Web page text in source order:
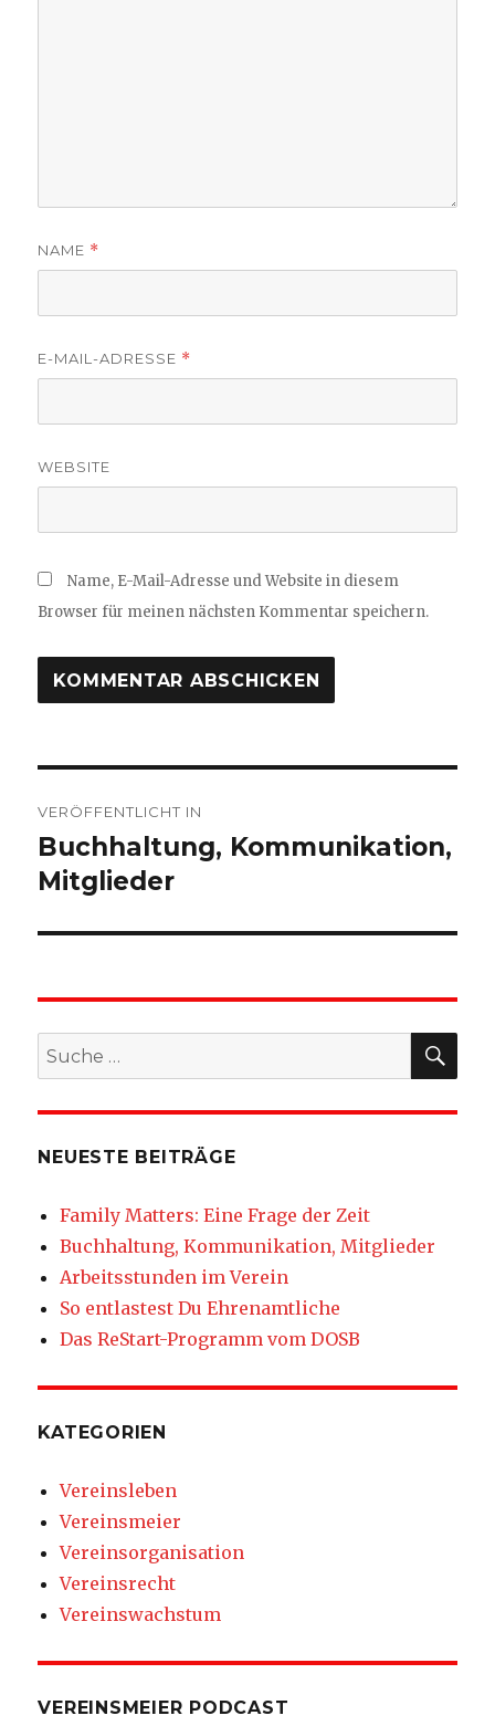
NAME *
E-MAIL-ADRESSE *
WEBSITE
Name, E-Mail-Adresse und Website in diesem
Browser für meinen nächsten Kommentar speichern.
VERÖFFENTLICHT IN
Buchhaltung, Kommunikation,
Mitglieder
Suche
nach:
NEUESTE BEITRÄGE
Family Matters: Eine Frage der Zeit
Buchhaltung, Kommunikation, Mitglieder
Arbeitsstunden im Verein
So entlastest Du Ehrenamtliche
Das ReStart-Programm vom DOSB
KATEGORIEN
Vereinsleben
Vereinsmeier
Vereinsorganisation
Vereinsrecht
Vereinswachstum
VEREINSMEIER PODCAST